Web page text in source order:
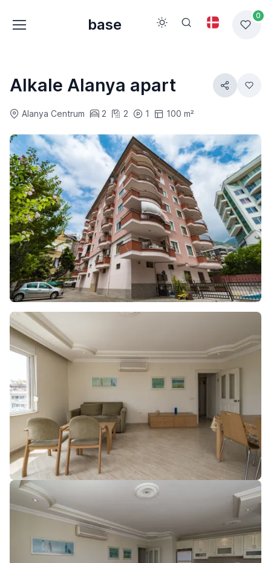
base
0
Alkale Alanya apart
Alanya Centrum 2 2 1 100 m²